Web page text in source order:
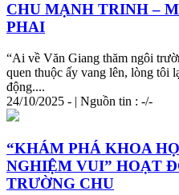
CHU MẠNH TRINH –
PHAI
“Ai về Văn Giang thăm ngôi
quen thuộc ấy vang lên, lòng tôi
động....
24/10/2025 - | Nguồn tin : -/-
“KHÁM PHÁ KHOA
NGHIỆM VUI” HOẠT
TRƯỜNG CHU